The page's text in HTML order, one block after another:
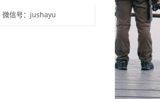
微信号：jushayu